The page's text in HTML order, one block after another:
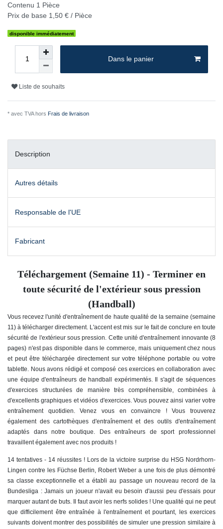
Contenu 1 Pièce
Prix de base 1,50 € / Pièce
disponible immédiatement
Dans le panier
Liste de souhaits
* avec TVA hors Frais de livraison
Description
Autres détails
Responsable de l'UE
Fabricant
Téléchargement (Semaine 11) - Terminer en
toute sécurité de l'extérieur sous pression
(Handball)
Vous recevez l'unité d'entraînement de haute qualité de la semaine (semaine
11) à télécharger directement. L'accent est mis sur le fait de conclure en toute
sécurité de l'extérieur sous pression. Cette unité d'entraînement innovante (8
pages) n'est pas disponible dans le commerce, mais uniquement chez nous
et peut être téléchargée directement sur votre téléphone portable ou votre
tablette. Nous avons rédigé et composé ces exercices en collaboration avec
une équipe d'entraîneurs de handball expérimentés. Il s'agit de séquences
d'exercices structurées de manière très compréhensible, combinées à
d'excellents graphiques et vidéos d'exercices. Vous pouvez ainsi varier votre
entraînement quotidien. Venez vous en convaincre ! Vous trouverez
également des cartothèques d'entraînement et des outils d'entraînement
adaptés dans notre boutique. Des entraîneurs de sport professionnel
travaillent également avec nos produits !
14 tentatives - 14 réussites ! Lors de la victoire surprise du HSG Nordrhorn-
Lingen contre les Füchse Berlin, Robert Weber a une fois de plus démontré
sa classe exceptionnelle et a établi au passage un nouveau record de la
Bundesliga : Jamais un joueur n'avait eu besoin d'aussi peu d'essais pour
marquer autant de buts. Il faut avoir les nerfs solides ! Une qualité qui ne peut
que difficilement être entraînée à l'entraînement et pourtant, les exercices
suivants doivent montrer des possibilités de simuler une pression similaire à